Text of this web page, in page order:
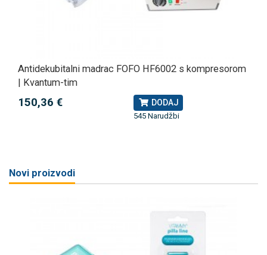
Antidekubitalni madrac FOFO HF6002 s kompresorom
| Kvantum-tim
150,36 € DODAJ
545 Narudžbi
Novi proizvodi